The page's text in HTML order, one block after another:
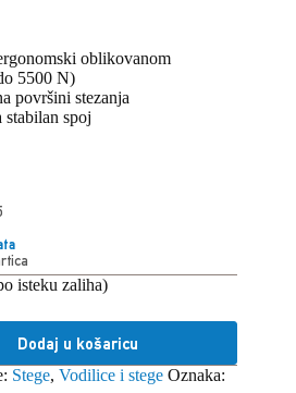
oblikovanom
5500 N)
površini stezanja
spoj
isteku zaliha)
Dodaj u košaricu
Stege, Vodilice i stege Oznaka: